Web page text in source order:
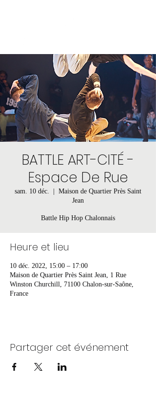
BATTLE ART-CITÉ -
Espace De Rue
sam. 10 déc.
  |
Maison de Quartier Près Saint
Jean
Battle Hip Hop Chalonnais
Heure et lieu
10 déc. 2022, 15:00 – 17:00
Maison de Quartier Près Saint Jean, 1 Rue
Winston Churchill, 71100 Chalon-sur-Saône,
France
Partager cet événement